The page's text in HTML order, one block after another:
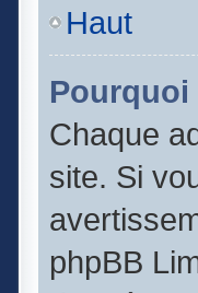
Haut
Pourquoi
Chaque
site. Si
phpBB